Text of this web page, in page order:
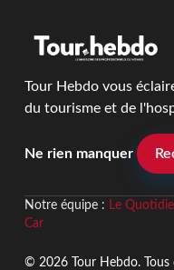
Tour Hebdo vous
du tourisme et de
Ne rien manquer
Notre équipe : Le
Car
© 2026 Tour Hebdo. Tous